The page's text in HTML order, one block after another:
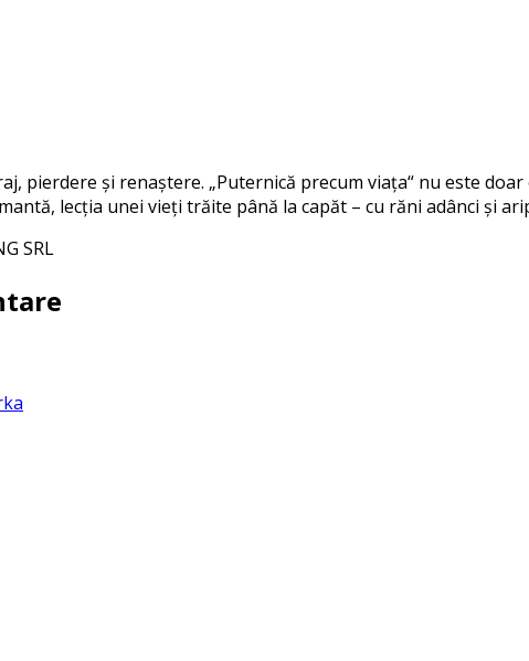
pierdere și renaștere. „Puternică precum viața“ nu este
lecția unei vieți trăite până la capăt – cu răni adânci și
SRL